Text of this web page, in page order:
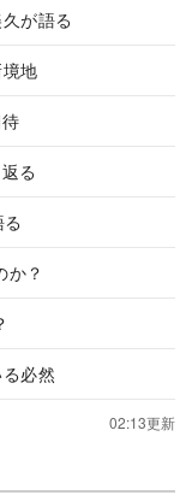
が語る
地
る
か？
必然
02:13更新